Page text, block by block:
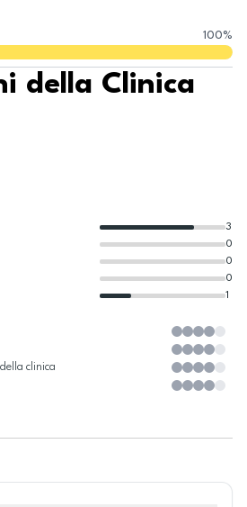
100%
della Clinica
1
0
0
0
3
clinica